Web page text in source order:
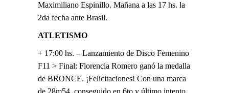
Maximiliano Espinillo. Mañana a las 17 hs. la
2da fecha ante Brasil.
ATLETISMO
+ 17:00 hs. – Lanzamiento de Disco Femenino
F11 > Final: Florencia Romero ganó la medalla
de BRONCE. ¡Felicitaciones! Con una marca